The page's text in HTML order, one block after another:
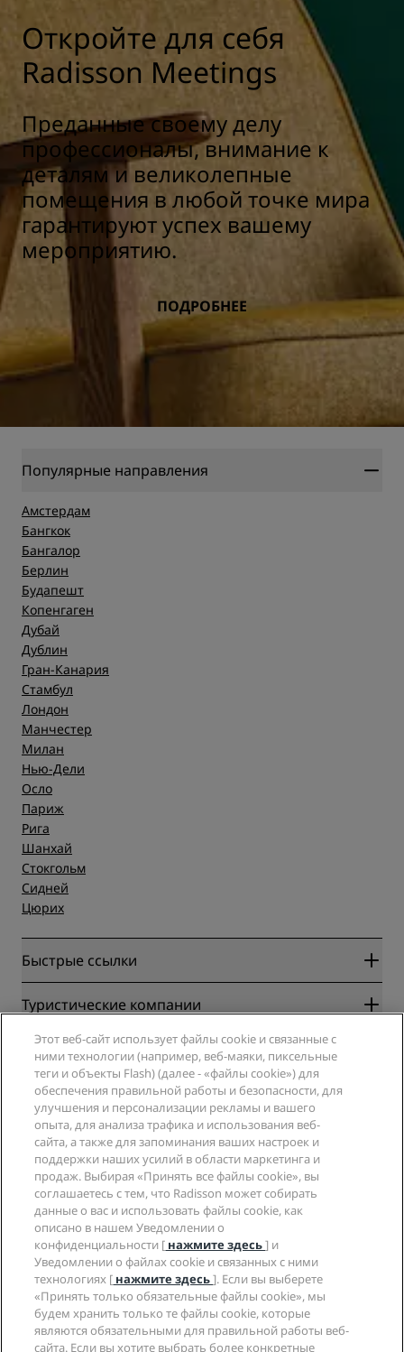
Откройте для себя
Radisson Meetings
Преданные своему делу
профессионалы, внимание к
деталям и великолепные
помещения в любой точке мира
гарантируют успех вашему
мероприятию.
ПОДРОБНЕЕ
Популярные направления
Амстердам
Бангкок
Бангалор
Берлин
Будапешт
Копенгаген
Дубай
Дублин
Гран-Канария
Стамбул
Лондон
Манчестер
Милан
Нью-Дели
Осло
Париж
Рига
Шанхай
Стокгольм
Сидней
Цюрих
Быстрые ссылки
Radisson Rewards
Гарантия лучшей цены онлайн
Blog
Направления
Новые и будущие отели
Приложение Radisson Hotels
Отели со статусом Sports Approved
Отели для семейного отдыха
Охрана здоровья и безопасность
Туристические компании
Партнеры
Турагенты
Компания
Radisson Hotel Group
СМИ
Вакансии в RHG
Вакансии в PPHE
Вакансии в EHL
The Club by RHG
Возможности развития
Социально ответственный бизнес
Закупки
Юридическая информация
Центр конфиденциальности
Правовая оговорка
Условия и положения программы Radisson Rewards
Соглашение о пользовании сайтом
Цифровая доступность
Заявление о современном рабстве
Помощь
Уведомления для клиентов
Контактная информация
Часто задаваемые вопросы
Карта сайта
Социальные сети
Бренды Radisson Hotels
Этот веб-сайт использует файлы cookie и связанные с
ними технологии (например, веб-маяки, пиксельные
теги и объекты Flash) (далее - «файлы cookie») для
обеспечения правильной работы и безопасности, для
улучшения и персонализации рекламы и вашего
опыта, для анализа трафика и использования веб-
сайта, а также для запоминания ваших настроек и
поддержки наших усилий в области маркетинга и
продаж. Выбирая «Принять все файлы cookie», вы
соглашаетесь с тем, что Radisson может собирать
данные о вас и использовать файлы cookie, как
описано в нашем Уведомлении о
конфиденциальности [ нажмите здесь] и
Уведомлении о файлах cookie и связанных с ними
технологиях [ нажмите здесь]. Если вы выберете
«Принять только обязательные файлы cookie», мы
будем хранить только те файлы cookie, которые
являются обязательными для правильной работы веб-
сайта. Если вы хотите выбрать более конкретные